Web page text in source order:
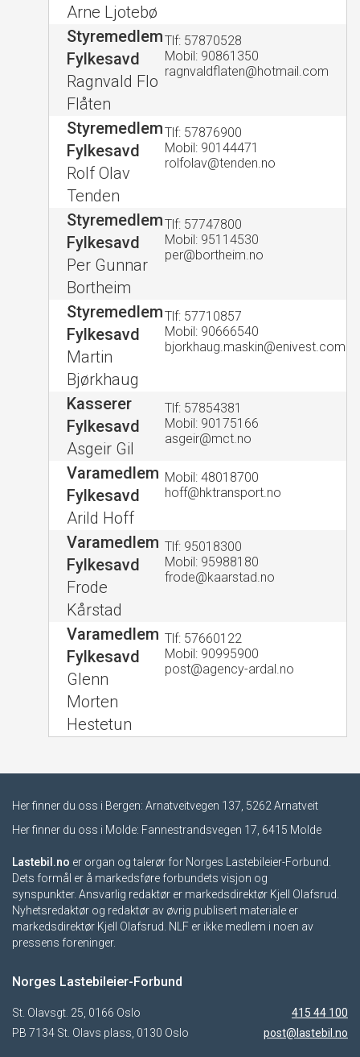
Arne Ljotebø
Styremedlem
Fylkesavd
Ragnvald Flo
Flåten
Tlf: 57870528
Mobil: 90861350
ragnvaldflaten@hotmail.com
Styremedlem
Fylkesavd
Rolf Olav
Tenden
Tlf: 57876900
Mobil: 90144471
rolfolav@tenden.no
Styremedlem
Fylkesavd
Per Gunnar
Bortheim
Tlf: 57747800
Mobil: 95114530
per@bortheim.no
Styremedlem
Fylkesavd
Martin
Bjørkhaug
Tlf: 57710857
Mobil: 90666540
bjorkhaug.maskin@enivest.com
Kasserer
Fylkesavd
Asgeir Gil
Tlf: 57854381
Mobil: 90175166
asgeir@mct.no
Varamedlem
Fylkesavd
Arild Hoff
Mobil: 48018700
hoff@hktransport.no
Varamedlem
Fylkesavd
Frode
Kårstad
Tlf: 95018300
Mobil: 95988180
frode@kaarstad.no
Varamedlem
Fylkesavd
Glenn
Morten
Hestetun
Tlf: 57660122
Mobil: 90995900
post@agency-ardal.no
Her finner du oss i Bergen: Arnatveitvegen 137, 5262 Arnatveit
Her finner du oss i Molde: Fannestrandsvegen 17, 6415 Molde
Lastebil.no er organ og talerør for Norges Lastebileier-Forbund.
Dets formål er å markedsføre forbundets visjon og
synspunkter. Ansvarlig redaktør er markedsdirektør Kjell Olafsrud.
Nyhetsredaktør og redaktør av øvrig publisert materiale er
markedsdirektør Kjell Olafsrud. NLF er ikke medlem i noen av
pressens foreninger.
Norges Lastebileier-Forbund
St. Olavsgt. 25, 0166 Oslo
PB 7134 St. Olavs plass, 0130 Oslo
415 44 100
post@lastebil.no